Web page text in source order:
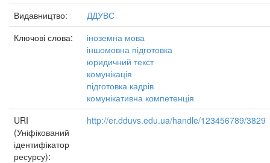
Видавництво:
ДДУВС
Ключові слова:
іноземна мова
іншомовна підготовка
юридичний текст
комунікація
підготовка кадрів
комунікативна компетенція
URI
(Уніфікований
ідентифікатор
ресурсу):
http://er.dduvs.edu.ua/handle/123456789/3829